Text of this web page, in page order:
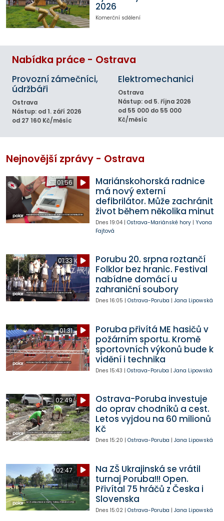
2026
Komerční sdělení
Nabídka práce - Ostrava
Provozní zámečníci,
údržbáři
Ostrava
Nástup: od 1. září 2026
od 27 160 Kč/měsíc
Elektromechanici
Ostrava
Nástup: od 5. října 2026
od 55 000 do 55 000
Kč/měsíc
Nejnovější zprávy - Ostrava
01:56
Mariánskohorská radnice
má nový externí
defibrilátor. Může zachránit
život během několika minut
Dnes 19:04| Ostrava-Mariánské hory| Yvona
Fajtová
01:33
Porubu 20. srpna roztančí
Folklor bez hranic. Festival
nabídne domácí u
zahraniční soubory
Dnes 16:05 | Ostrava-Poruba | Jana Lipowská
01:31
Poruba přivítá ME hasičů v
požárním sportu. Kromě
sportovních výkonů bude k
vidění i technika
Dnes 15:43 | Ostrava-Poruba | Jana Lipowská
02:49
Ostrava-Poruba investuje
do oprav chodníků a cest.
Letos vyjdou na 60 milionů
Kč
Dnes 15:20 | Ostrava-Poruba | Jana Lipowská
02:47
Na ZŠ Ukrajinská se vrátil
turnaj Poruba!!! Open.
Přivítal 75 hráčů z Česka i
Slovenska
Dnes 15:02| Ostrava-Poruba | Jana Lipowská